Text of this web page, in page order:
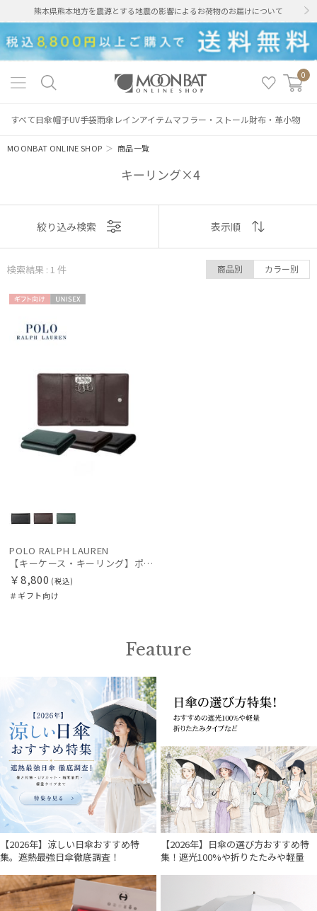
熊本県熊本地方を震源とする地震の影響によるお荷物のお届けについて
0
すべて日傘帽子UV手袋雨傘 レインアイテムマフラー・ストール財布・革小物
MOONBAT ONLINE SHOP ＞商品一覧
キーリング×4
絞り込み
レディース
カテゴリー
ブランド
カラー
在庫表示
販売状況
入荷状況
表示
おすすめ
価格の高い
価格の低い
売上点数順
絞り込み検索 表示順
検索結果 : 1 件 商品別 カラー別
向け
X
POLO RALPH LAUREN
【キーケース・キーリング】ポロ ラルフ ローレン (POLO RALPH LAUREN) ハーモニー エンボスレザー キーケース
￥8,800 (税込)
＃ギフト向け
Feature
【2026年】涼しい日傘おすすめ特
集。遮熱最強日傘徹底調査！
【2026年】日傘の選び方おすすめ特
集！遮光100%や折りたたみや軽量